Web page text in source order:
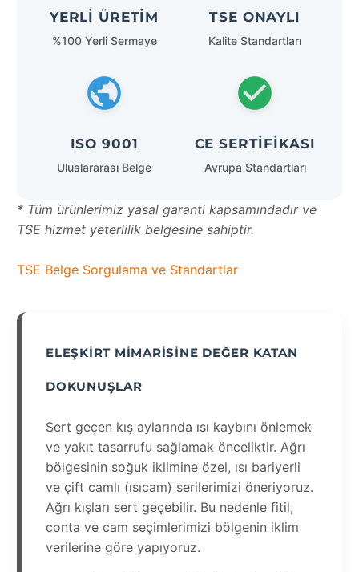
YERLI ÜRETIM
%100 Yerli Sermaye
TSE ONAYLI
Kalite Standartları
ISO 9001
Uluslararası Belge
CE SERTIFIKASI
Avrupa Standartları
* Tüm ürünlerimiz yasal garanti kapsamındadır ve
TSE hizmet yeterlilik belgesine sahiptir.
TSE Belge Sorgulama ve Standartlar
ELEŞKIRT MIMARISINE DEĞER KATAN
DOKUNUŞLAR
Sert geçen kış aylarında ısı kaybını önlemek
ve yakıt tasarrufu sağlamak önceliktir. Ağrı
bölgesinin soğuk iklimine özel, ısı bariyerli
ve çift camlı (ısıcam) serilerimizi öneriyoruz.
Ağrı kışları sert geçebilir. Bu nedenle fitil,
conta ve cam seçimlerimizi bölgenin iklim
verilerine göre yapıyoruz.